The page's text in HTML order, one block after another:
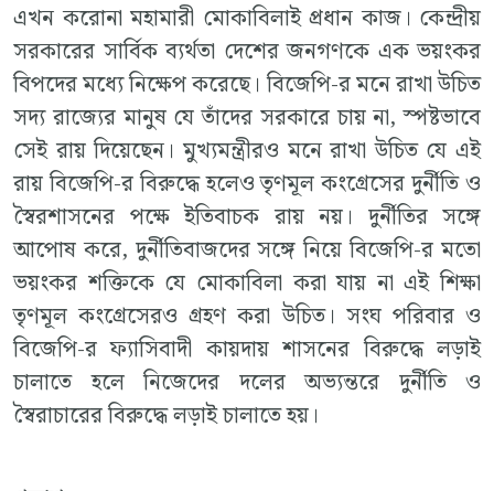
এখন করােনা মহামারী মােকাবিলাই প্রধান কাজ। কেন্দ্রীয়
সরকারের সার্বিক ব্যর্থতা দেশের জনগণকে এক ভয়ংকর
বিপদের মধ্যে নিক্ষেপ করেছে। বিজেপি-র মনে রাখা উচিত
সদ্য রাজ্যের মানুষ যে তাঁদের সরকারে চায় না, স্পষ্টভাবে
সেই রায় দিয়েছেন। মুখ্যমন্ত্রীরও মনে রাখা উচিত যে এই
রায় বিজেপি-র বিরুদ্ধে হলেও তৃণমূল কংগ্রেসের দুর্নীতি ও
স্বৈরশাসনের পক্ষে ইতিবাচক রায় নয়। দুর্নীতির সঙ্গে
আপােষ করে, দুর্নীতিবাজদের সঙ্গে নিয়ে বিজেপি-র মতাে
ভয়ংকর শক্তিকে যে মােকাবিলা করা যায় না এই শিক্ষা
তৃণমূল কংগ্রেসেরও গ্রহণ করা উচিত। সংঘ পরিবার ও
বিজেপি-র ফ্যাসিবাদী কায়দায় শাসনের বিরুদ্ধে লড়াই
চালাতে হলে নিজেদের দলের অভ্যন্তরে দুর্নীতি ও
স্বৈরাচারের বিরুদ্ধে লড়াই চালাতে হয়।